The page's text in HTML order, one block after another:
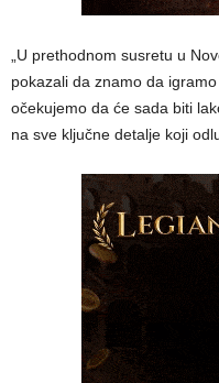
„U prethodnom susretu u
pokazali da znamo da
očekujemo da će sada biti
na sve ključne detalje koji